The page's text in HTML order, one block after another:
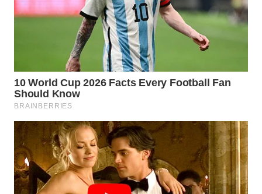
WN
WN
TANGERANG
BINJAI
WN
CIREBON